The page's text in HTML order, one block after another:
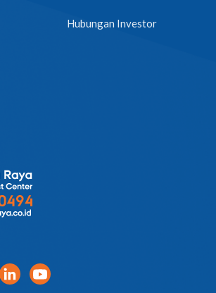
Hubungan Investor